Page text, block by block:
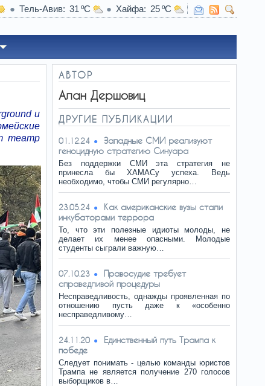
Тель-Авив 31 Хайфа
25
и
театр
АВТОР
Алан Дершовиц
ДРУГИЕ ПУБЛИКАЦИИ
01.12.24
Западные СМИ реализуют
геноцидную стратегию Синуара
Без поддержки СМИ эта стратегия не
принесла бы ХАМАСу успеха. Ведь
необходимо, чтобы СМИ регулярно…
23.05.24
Как американские вузы стали
инкубаторами террора
То, что эти полезные идиоты молоды, не
делает их менее опасными. Молодые
студенты сыграли важную…
07.10.23
Правосудие требует
справедливой процедуры
Несправедливость, однажды проявленная по
отношению пусть даже к «особенно
несправедливому…
24.11.20
Единственный путь Трампа к
победе
Следует понимать - целью команды юристов
Трампа не является получение 270 голосов
выборщиков в…